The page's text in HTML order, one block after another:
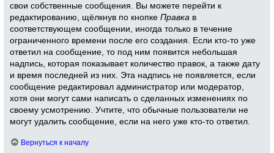
свои собственные сообщения. Вы можете перейти к
редактированию, щёлкнув по кнопкеПравка в
соответствующем сообщении, иногда только в течение
ограниченного времени после его создания. Если кто-то уже
ответил на сообщение, то под ним появится небольшая
надпись, которая показывает количество правок, а также дату
и время последней из них. Эта надпись не появляется, если
сообщение редактировал администратор или модератор,
хотя они могут сами написать о сделанных изменениях по
своему усмотрению. Учтите, что обычные пользователи не
могут удалить сообщение, если на него уже кто-то ответил.
Вернуться к началу